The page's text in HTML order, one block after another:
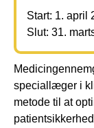
Start: 1. april
Slut: 31.
speciallæger i
metode til at